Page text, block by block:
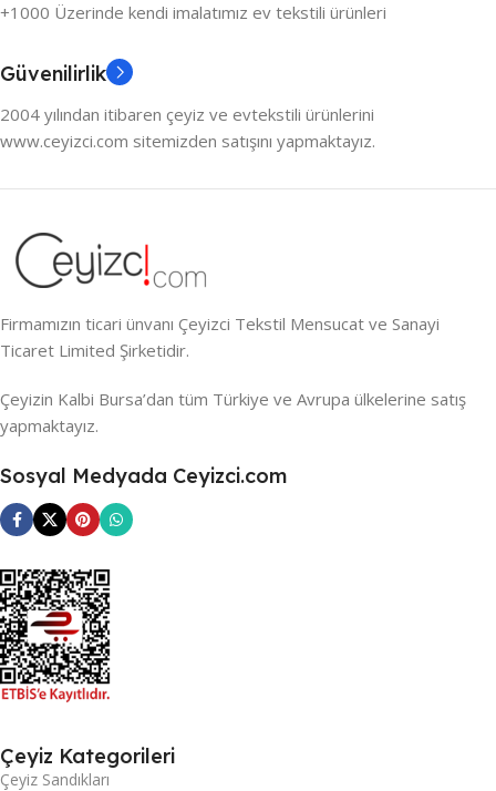
+1000 Üzerinde kendi imalatımız ev tekstili ürünleri
Güvenilirlik
2004 yılından itibaren çeyiz ve evtekstili ürünlerini
www.ceyizci.com sitemizden satışını yapmaktayız.
Firmamızın ticari ünvanı Çeyizci Tekstil Mensucat ve Sanayi
Ticaret Limited Şirketidir.
Çeyizin Kalbi Bursa’dan tüm Türkiye ve Avrupa ülkelerine satış
yapmaktayız.
Sosyal Medyada Ceyizci.com
Çeyiz Kategorileri
Çeyiz Sandıkları